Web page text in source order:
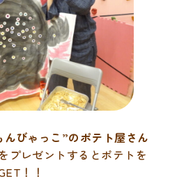
びゃっこ”のポテト屋さん
プレゼントするとポテトを
！！